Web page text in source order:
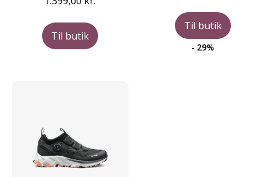
Til butik
var:
1.200,00 kr..
Til butik
- 29%